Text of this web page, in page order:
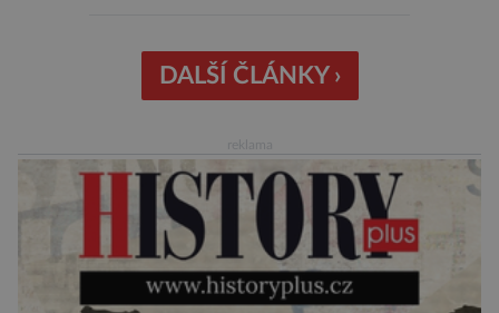
chodí chronicky pozdě, možná úplně nemohou.
Jaké jsou nejčastější příčiny nedochvilnosti? A
DALŠÍ ČLÁNKY ›